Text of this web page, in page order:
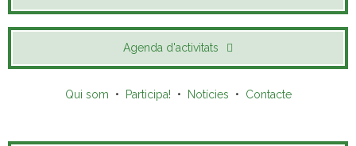
Agenda d'activitats
Qui som • Participa! • Notícies • Contacte